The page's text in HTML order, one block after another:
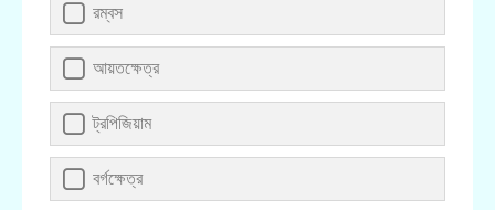
রম্বস
আয়তক্ষেত্র
ট্রপিজিয়াম
বর্গক্ষেত্র